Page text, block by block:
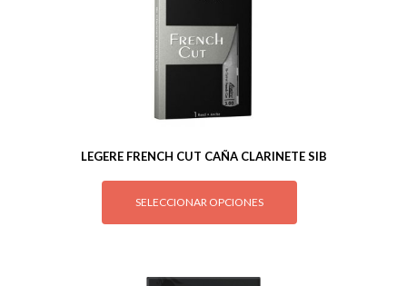
LEGERE FRENCH CUT CAÑA CLARINETE SIB
SELECCIONAR OPCIONES